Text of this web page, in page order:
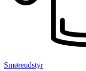
Smøreudstyr